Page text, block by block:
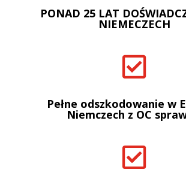
PONAD 25 LAT
NIEMECZECH

Pełne odszkodowanie w
Niemczech z OC
